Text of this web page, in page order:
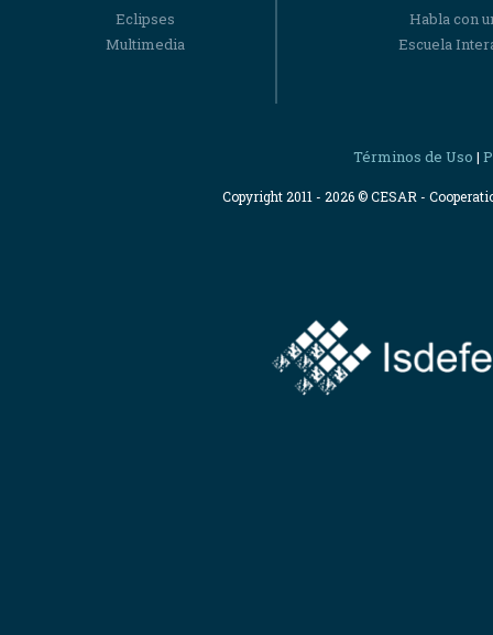
Eclipses
Multimedia
Habla con
Escuela
Términos de Uso |
Copyright 2011 - 2026 © CESAR -